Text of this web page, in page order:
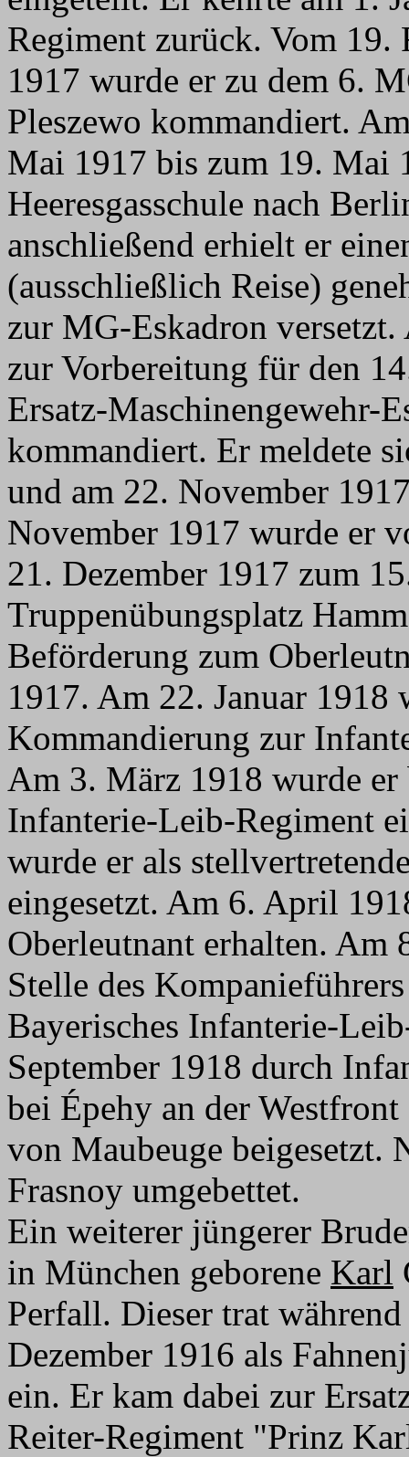
Regiment zurück. Vom 19.
1917 wurde er zu dem 6.
Pleszewo kommandiert.
Mai 1917 bis zum 19. Mai
Heeresgasschule nach
anschließend erhielt er
(ausschließlich Reise)
zur MG-Eskadron
zur Vorbereitung für den
Ersatz-Maschinengewehr-
kommandiert. Er meldete
und am 22. November
November 1917 wurde er
21. Dezember 1917 zum
Truppenübungsplatz
Beförderung zum
1917. Am 22. Januar 1918
Kommandierung zur
Am 3. März 1918 wurde
Infanterie-Leib-Regiment
wurde er als
eingesetzt. Am 6. April
Oberleutnant erhalten.
Stelle des
Bayerisches Infanterie-
September 1918 durch
bei Épehy an der
von Maubeuge beigesetzt.
Frasnoy umgebettet.
Ein weiterer jüngerer
in München geborene Karl
Perfall. Dieser trat
Dezember 1916 als
ein. Er kam dabei zur
Reiter-Regiment "Prinz